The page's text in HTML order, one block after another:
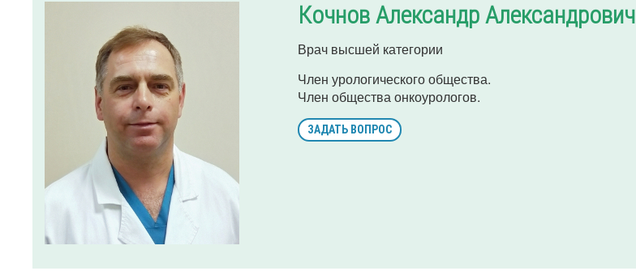
Кочнов Александр Александрович
Врач высшей категории
Член урологического общества.
Член общества онкоурологов.
ЗАДАТЬ ВОПРОС